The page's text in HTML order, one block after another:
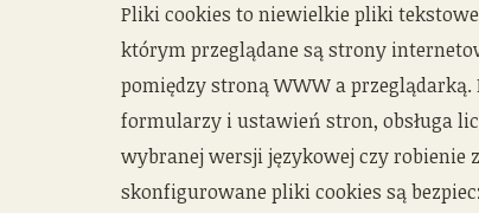
Pliki cookies to niewielkie pliki
którym przeglądane są strony
pomiędzy stroną WWW a
formularzy i ustawień stron, obsługa
wybranej wersji językowej czy robienie
skonfigurowane pliki cookies są